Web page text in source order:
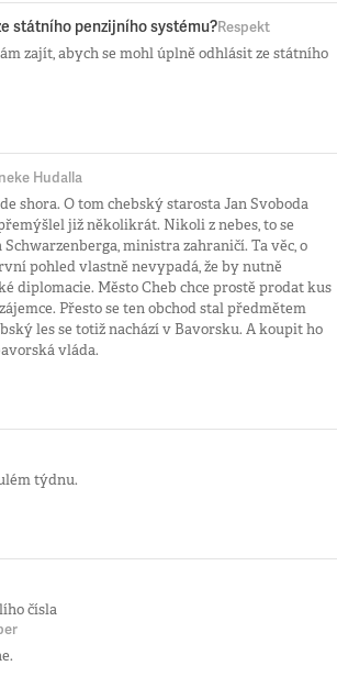
státního penzijního systému?Respekt
zajít, abych se mohl úplně odhlásit ze státního
Hudalla
shora. O tom chebský starosta Jan Svoboda
již několikrát. Nikoli z nebes, to se
ministra zahraničí. Ta věc, o
pohled vlastně nevypadá, že by nutně
diplomacie. Město Cheb chce prostě prodat kus
Přesto se ten obchod stal předmětem
les se totiž nachází v Bavorsku. A koupit ho
vláda.
týdnu.
čísla